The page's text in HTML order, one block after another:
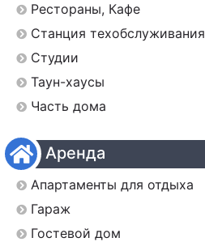
Рестораны, Кафе
Станция техобслуживания
Студии
Таун-хаусы
Часть дома
Аренда
Апартаменты для отдыха
Гараж
Гостевой дом